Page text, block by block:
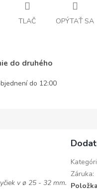
TLAČ OPÝTAŤ SA
do druhého
do 12:00
v ø 25 - 32 mm.
Záruka: